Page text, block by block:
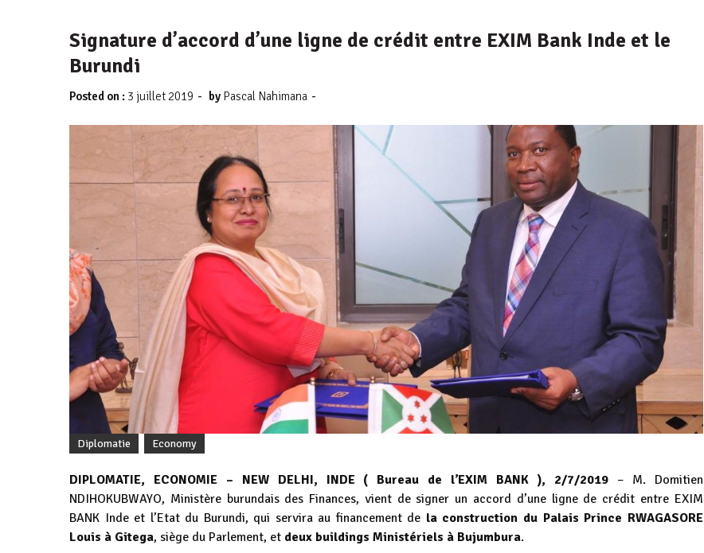
Signature d’accord d’une ligne de crédit entre EXIM Bank Inde et le
Burundi
Posted on : 3 juillet 2019 - by Pascal Nahimana -
Diplomatie Economy
DIPLOMATIE, ECONOMIE – NEW DELHI, INDE ( Bureau de l’EXIM BANK ), 2/7/2019– M. Domitien
NDIHOKUBWAYO, Ministère burundais des Finances, vient de signer un accord d’une ligne de crédit entre EXIM
BANK Inde et l’Etat du Burundi, qui servira au financement de la construction du Palais Prince RWAGASORE
Louis à Gitega, siège du Parlement, et deux buildings Ministériels à Bujumbura.